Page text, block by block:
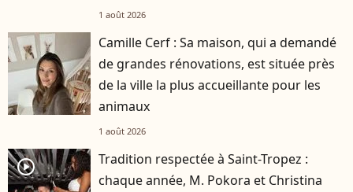
1 août 2026
Camille Cerf : Sa maison, qui a demandé
de grandes rénovations, est située près
de la ville la plus accueillante pour les
animaux
1 août 2026
player2
Tradition respectée à Saint-Tropez :
chaque année, M. Pokora et Christina